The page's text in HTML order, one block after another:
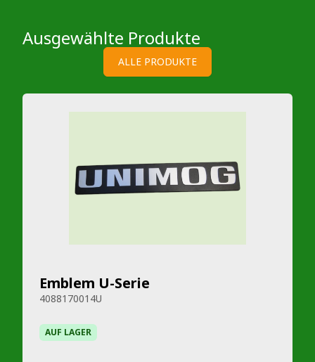
Ausgewählte Produkte
ALLE PRODUKTE
Emblem U-Serie
4088170014U
AUF LAGER